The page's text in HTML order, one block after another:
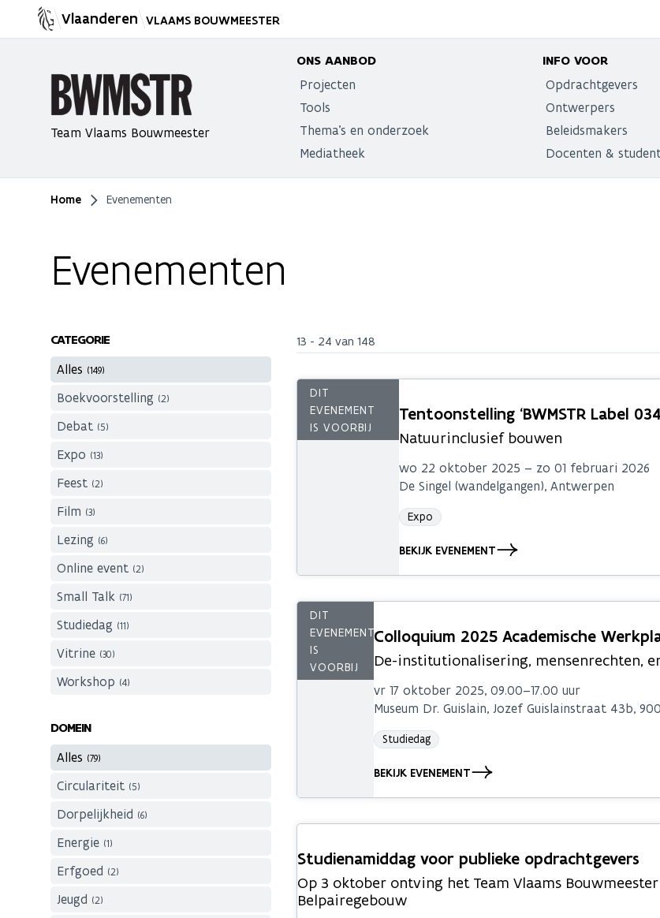
Vlaanderen VLAAMS BOUWMEESTER
Team Vlaams Bouwmeester
ONS AANBOD
Projecten
Tools
Thema's en onderzoek
Mediatheek
INFO VOOR
Opdrachtgevers
Ontwerpers
Beleidsmakers
Docenten &
Je bent hier
Home Evenementen
Evenementen
CATEGORIE
Alles (149)
Boekvoorstelling (2)
Debat (5)
Expo (13)
Feest (2)
Film (3)
Lezing (6)
Online event (2)
Small Talk (71)
Studiedag (11)
Vitrine (30)
Workshop (4)
DOMEIN
Alles (79)
Circulariteit (5)
Dorpelijkheid (6)
Energie (1)
Erfgoed (2)
Jeugd (2)
13 - 24 van 148
Tentoonstelling ‘BWMSTR Label
Natuurinclusief bouwen
wo 22 oktober 2025 – zo 01 februari 2026
De Singel (wandelgangen), Antwerpen
Expo
BEKIJK EVENEMENT
Colloquium 2025 Academische
De-institutionalisering, mensenrechten,
vr 17 oktober 2025, 09.00–17.00 uur
Museum Dr. Guislain, Jozef Guislainstraat 43b,
Studiedag
BEKIJK EVENEMENT
Studienamiddag voor publieke opdrachtgevers
Op 3 oktober ontving het Team Vlaams
Belpairegebouw